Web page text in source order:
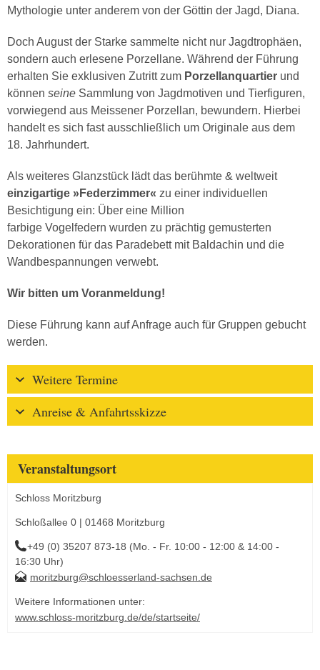
Mythologie unter anderem von der Göttin der Jagd, Diana.
Doch August der Starke sammelte nicht nur Jagdtrophäen,
sondern auch erlesene Porzellane. Während der Führung
erhalten Sie exklusiven Zutritt zum Porzellanquartier und
können seine Sammlung von Jagdmotiven und Tierfiguren,
vorwiegend aus Meissener Porzellan, bewundern. Hierbei
handelt es sich fast ausschließlich um Originale aus dem
18. Jahrhundert.
Als weiteres Glanzstück lädt das berühmte & weltweit
einzigartige »Federzimmer« zu einer individuellen
Besichtigung ein: Über eine Million
farbige Vogelfedern wurden zu prächtig gemusterten
Dekorationen für das Paradebett mit Baldachin und die
Wandbespannungen verwebt.
Wir bitten um Voranmeldung!
Diese Führung kann auf Anfrage auch für Gruppen gebucht
werden.
Weitere Termine
Anreise & Anfahrtsskizze
Veranstaltungsort
Schloss Moritzburg
Schloßallee 0 | 01468 Moritzburg
+49 (0) 35207 873-18 (Mo. - Fr. 10:00 - 12:00 & 14:00 -
16:30 Uhr)
moritzburg@schloesserland-sachsen.de
Weitere Informationen unter:
www.schloss-moritzburg.de/de/startseite/